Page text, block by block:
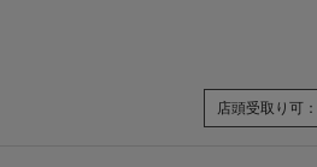
店頭受取り可：